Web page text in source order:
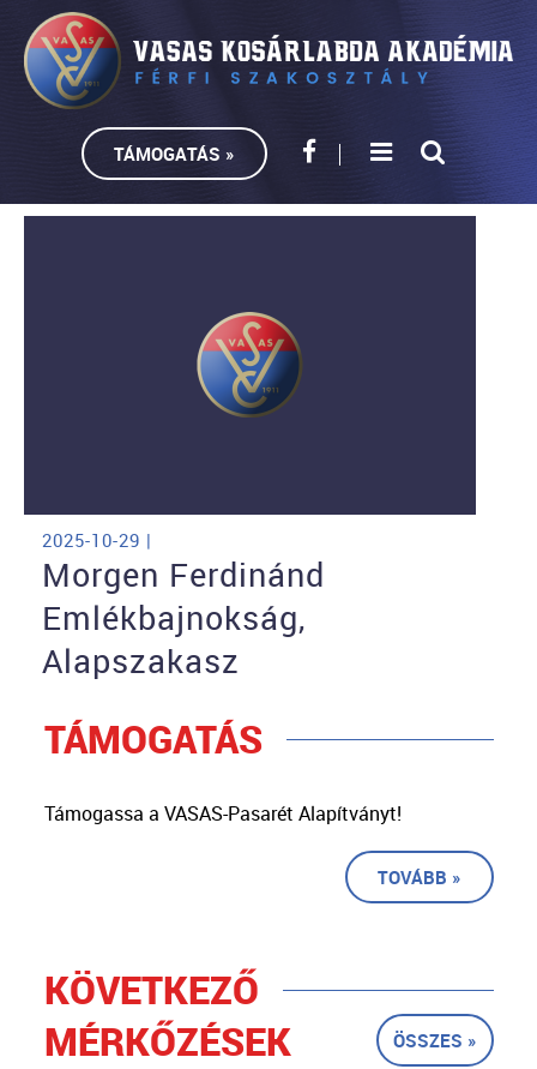
TÁMOGATÁS »
2025-10-29 |
Morgen Ferdinánd
Emlékbajnokság,
Alapszakasz
TÁMOGATÁS
Támogassa a VASAS-Pasarét Alapítványt!
TOVÁBB »
KÖVETKEZŐ
MÉRKŐZÉSEK
ÖSSZES »